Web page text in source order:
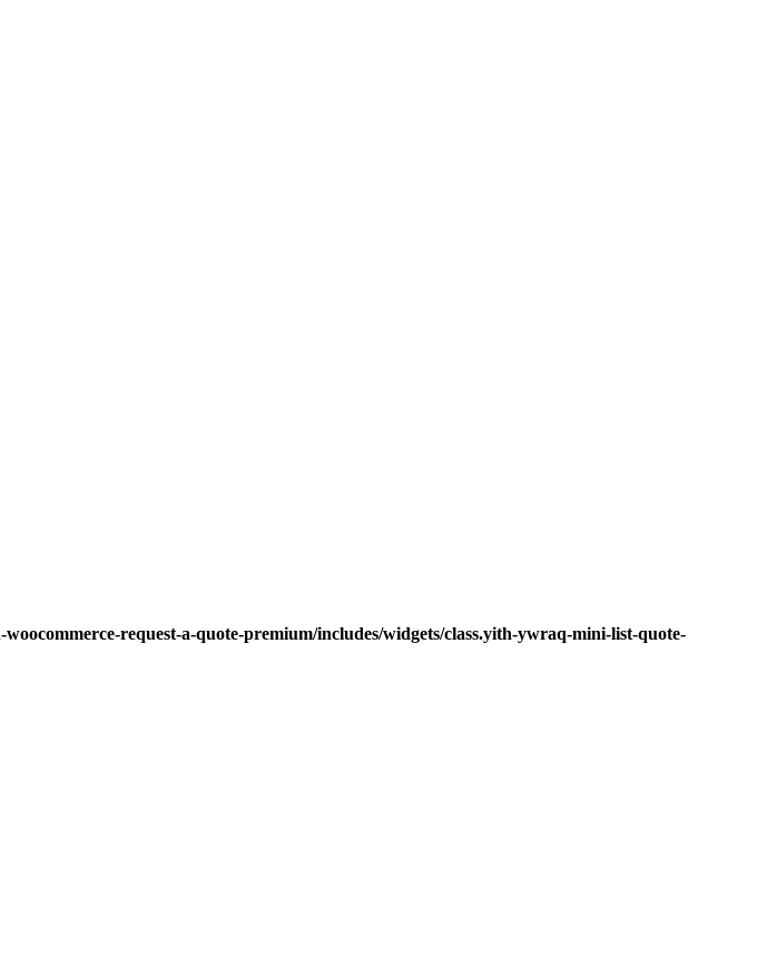
request-a-quote-premium/includes/widgets/class.yith-ywraq-mini-list-quote-